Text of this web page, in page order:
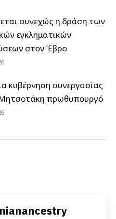
συνεχώς η δράση των
εγκληματικών
στον Έβρο
κυβέρνηση συνεργασίας
πρωθυπουργό